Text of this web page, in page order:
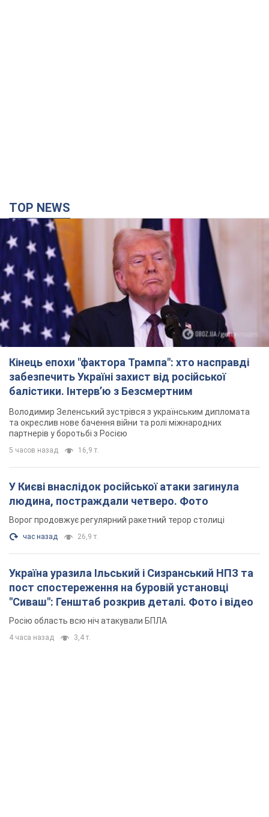
TOP NEWS
Кінець епохи "фактора Трампа": хто насправді
забезпечить Україні захист від російської
балістики. Інтерв’ю з Безсмертним
Володимир Зеленський зустрівся з українським дипломата
та окреслив нове бачення війни та ролі міжнародних
партнерів у боротьбі з Росією
5 часов назад 16,9 т.
У Києві внаслідок російської атаки загинула
людина, постраждали четверо. Фото
Ворог продовжує регулярний ракетний терор столиці
час назад 26,9 т.
Україна уразила Ільський і Сизранський НПЗ та
пост спостереження на буровій установці
"Сиваш": Генштаб розкрив деталі. Фото і відео
Росію область всю ніч атакували БПЛА
4 часа назад 3,4 т.